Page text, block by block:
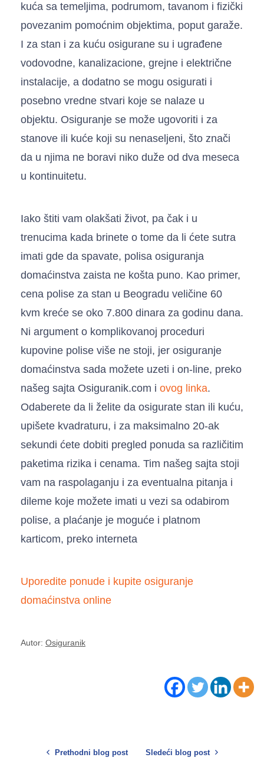
kuća sa temeljima, podrumom, tavanom i fizički
povezanim pomoćnim objektima, poput garaže.
I za stan i za kuću osigurane su i ugrađene
vodovodne, kanalizacione, grejne i električne
instalacije, a dodatno se mogu osigurati i
posebno vredne stvari koje se nalaze u
objektu. Osiguranje se može ugovoriti i za
stanove ili kuće koji su nenaseljeni, što znači
da u njima ne boravi niko duže od dva meseca
u kontinuitetu.
Iako štiti vam olakšati život, pa čak i u
trenucima kada brinete o tome da li ćete sutra
imati gde da spavate, polisa osiguranja
domaćinstva zaista ne košta puno. Kao primer,
cena polise za stan u Beogradu veličine 60
kvm kreće se oko 7.800 dinara za godinu dana.
Ni argument o komplikovanoj proceduri
kupovine polise više ne stoji, jer osiguranje
domaćinstva sada možete uzeti i on-line, preko
našeg sajta Osiguranik.com i ovog linka.
Odaberete da li želite da osigurate stan ili kuću,
upišete kvadraturu, i za maksimalno 20-ak
sekundi ćete dobiti pregled ponuda sa različitim
paketima rizika i cenama. Tim našeg sajta stoji
vam na raspolaganju i za eventualna pitanja i
dileme koje možete imati u vezi sa odabirom
polise, a plaćanje je moguće i platnom
karticom, preko interneta
Uporedite ponude i kupite osiguranje
domaćinstva online
Autor: Osiguranik
Prethodni blog post Sledeći blog post